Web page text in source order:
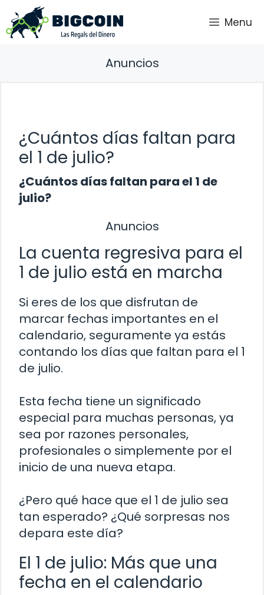
Saltar
al
contenido
Menu
Anuncios
¿Cuántos días faltan para
el 1 de julio?
¿Cuántos días faltan para el 1 de
julio?
Anuncios
La cuenta regresiva para el
1 de julio está en marcha
Si eres de los que disfrutan de
marcar fechas importantes en el
calendario, seguramente ya estás
contando los días que faltan para el 1
de julio.
Esta fecha tiene un significado
especial para muchas personas, ya
sea por razones personales,
profesionales o simplemente por el
inicio de una nueva etapa.
¿Pero qué hace que el 1 de julio sea
tan esperado? ¿Qué sorpresas nos
depara este día?
El 1 de julio: Más que una
fecha en el calendario